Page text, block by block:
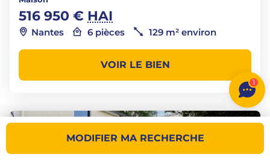
MODIFIER MA RECHERCHE
516 950 € HAI
Nantes 6 pièces 129 m² environ
VOIR LE BIEN
1